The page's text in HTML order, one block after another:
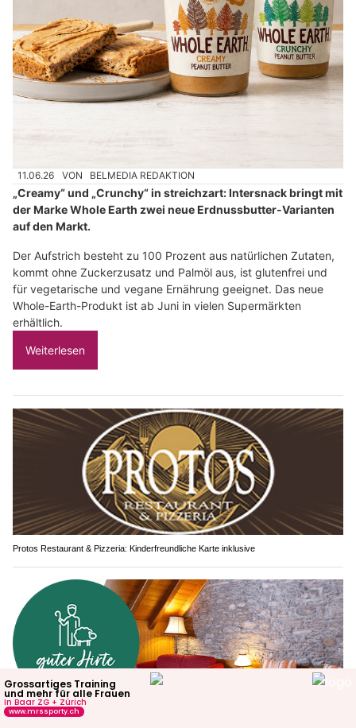
11.06.26 VON BELMEDIA REDAKTION
„Creamy“ und „Crunchy“ in streichzart: Intersnack bringt mit
der Marke Whole Earth zwei neue Erdnussbutter-Varianten
auf den Markt.
Der Aufstrich besteht zu 100 Prozent aus natürlichen Zutaten,
kommt ohne Zuckerzusatz und Palmöl aus, ist glutenfrei und
für vegetarische und vegane Ernährung geeignet. Das neue
Whole-Earth-Produkt ist ab Juni in vielen Supermärkten
erhältlich.
Weiterlesen
Protos Restaurant & Pizzeria: Kinderfreundliche Karte inklusive
Hotel & Restaurant guter Hirte: Genussvolle Auszeit im malerischen Emmental